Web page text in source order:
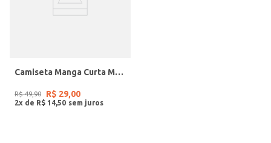
Camiseta Manga Curta Masculina OFF WHITE
R$ 49,90 R$ 29,00
2x de R$ 14 50